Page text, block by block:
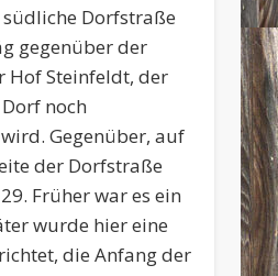
Dorfstraße
gegenüber der
Hof Steinfeldt, der
noch
Gegenüber, auf
der Dorfstraße
Früher war es ein
wurde hier eine
die Anfang der